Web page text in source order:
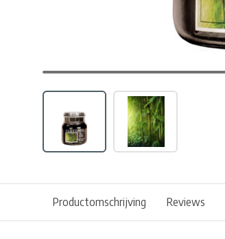
Productomschrijving Reviews